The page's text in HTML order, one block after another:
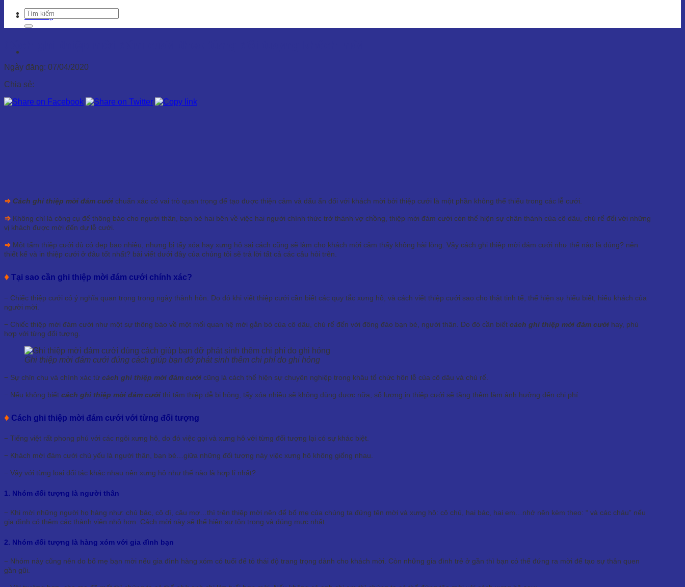
Liên hệ
Ngày đăng: 07/04/2020
Chia sẻ:
⇒ Cách ghi thiệp mời đám cưới chuẩn xác có vai trò quan trọng để tạo được thiện cảm và dấu ấn đối với khách mời bởi thiệp cưới là một phần không thể thiếu trong các lễ cưới.
⇒ Không chỉ là công cụ để thông báo cho người thân, bạn bè hai bên về việc hai người chính thức trở thành vợ chồng, thiệp mời đám cưới còn thể hiện sự chân thành của cô dâu, chú rể đối với những
vị khách được mời đến dự lễ cưới.
⇒ Một tấm thiệp cưới dù có đẹp bao nhiêu, nhưng bị tẩy xóa hay xưng hô sai cách cũng sẽ làm cho khách mời cảm thấy không hài lòng. Vậy cách ghi thiệp mời đám cưới như thế nào là đúng? nên
thiết kế và in thiệp cưới ở đâu tốt nhất? bài viết dưới đây của chúng tôi sẽ trả lời tất cả các câu hỏi trên.
♦ Tại sao cần ghi thiệp mời đám cưới chính xác?
− Chiếc thiệp cưới có ý nghĩa quan trọng trong ngày thành hôn. Do đó khi viết thiệp cưới cần biết các quy tắc xưng hô, và cách viết thiệp cưới sao cho thật tinh tế, thể hiện sự hiểu biết, hiếu khách của
người mời.
− Chiếc thiệp mời đám cưới như một sự thông báo về một mối quan hệ mới gắn bó của cô dâu, chú rể đến với đông đảo bạn bè, người thân. Do đó cần biết cách ghi thiệp mời đám cưới hay, phù
hợp với từng đối tượng.
Ghi thiệp mời đám cưới đúng cách giúp bạn đỡ phát sinh thêm chi phí do ghi hỏng
− Sự chỉn chu và chính xác từ cách ghi thiệp mời đám cưới cũng là cách thể hiện sự chuyên nghiệp trong khâu tổ chức hôn lễ của cô dâu và chú rể.
− Nếu không biết cách ghi thiệp mời đám cưới thì tấm thiệp dễ bị hỏng, tẩy xóa nhiều sẽ không dùng được nữa, số lượng in thiệp cưới sẽ tăng thêm làm ảnh hưởng đến chi phí.
♦ Cách ghi thiệp mời đám cưới với từng đối tượng
− Tiếng việt rất phong phú với các ngôi xưng hô, do đó việc gọi và xưng hô với từng đối tượng lại có sự khác biệt.
− Khách mời đám cưới chủ yếu là người thân, bạn bè…giữa những đối tượng này việc xưng hô không giống nhau.
− Vậy với từng loại đối tác khác nhau nên xưng hô như thế nào là hợp lí nhất?
1. Nhóm đối tượng là người thân
− Khi mời những người họ hàng như: chú bác, cô dì, câu mợ…thì trên thiệp mời nên để bố mẹ của chúng ta đứng tên mời và xưng hô: cô chú, hai bác, hai em…nhớ nên kèm theo: “ và các cháu” nếu
gia đình có thêm các thành viên nhỏ hơn. Cách mời này sẽ thể hiện sự tôn trọng và đúng mực nhất.
2. Nhóm đối tượng là hàng xóm với gia đình bạn
− Nhóm này cũng nên do bố mẹ bạn mời nếu gia đình hàng xóm có tuổi để tỏ thái độ trang trọng dành cho khách mời. Còn những gia đình trẻ ở gần thì bạn có thể đứng ra mời để tạo sự thân quen
gần gũi.